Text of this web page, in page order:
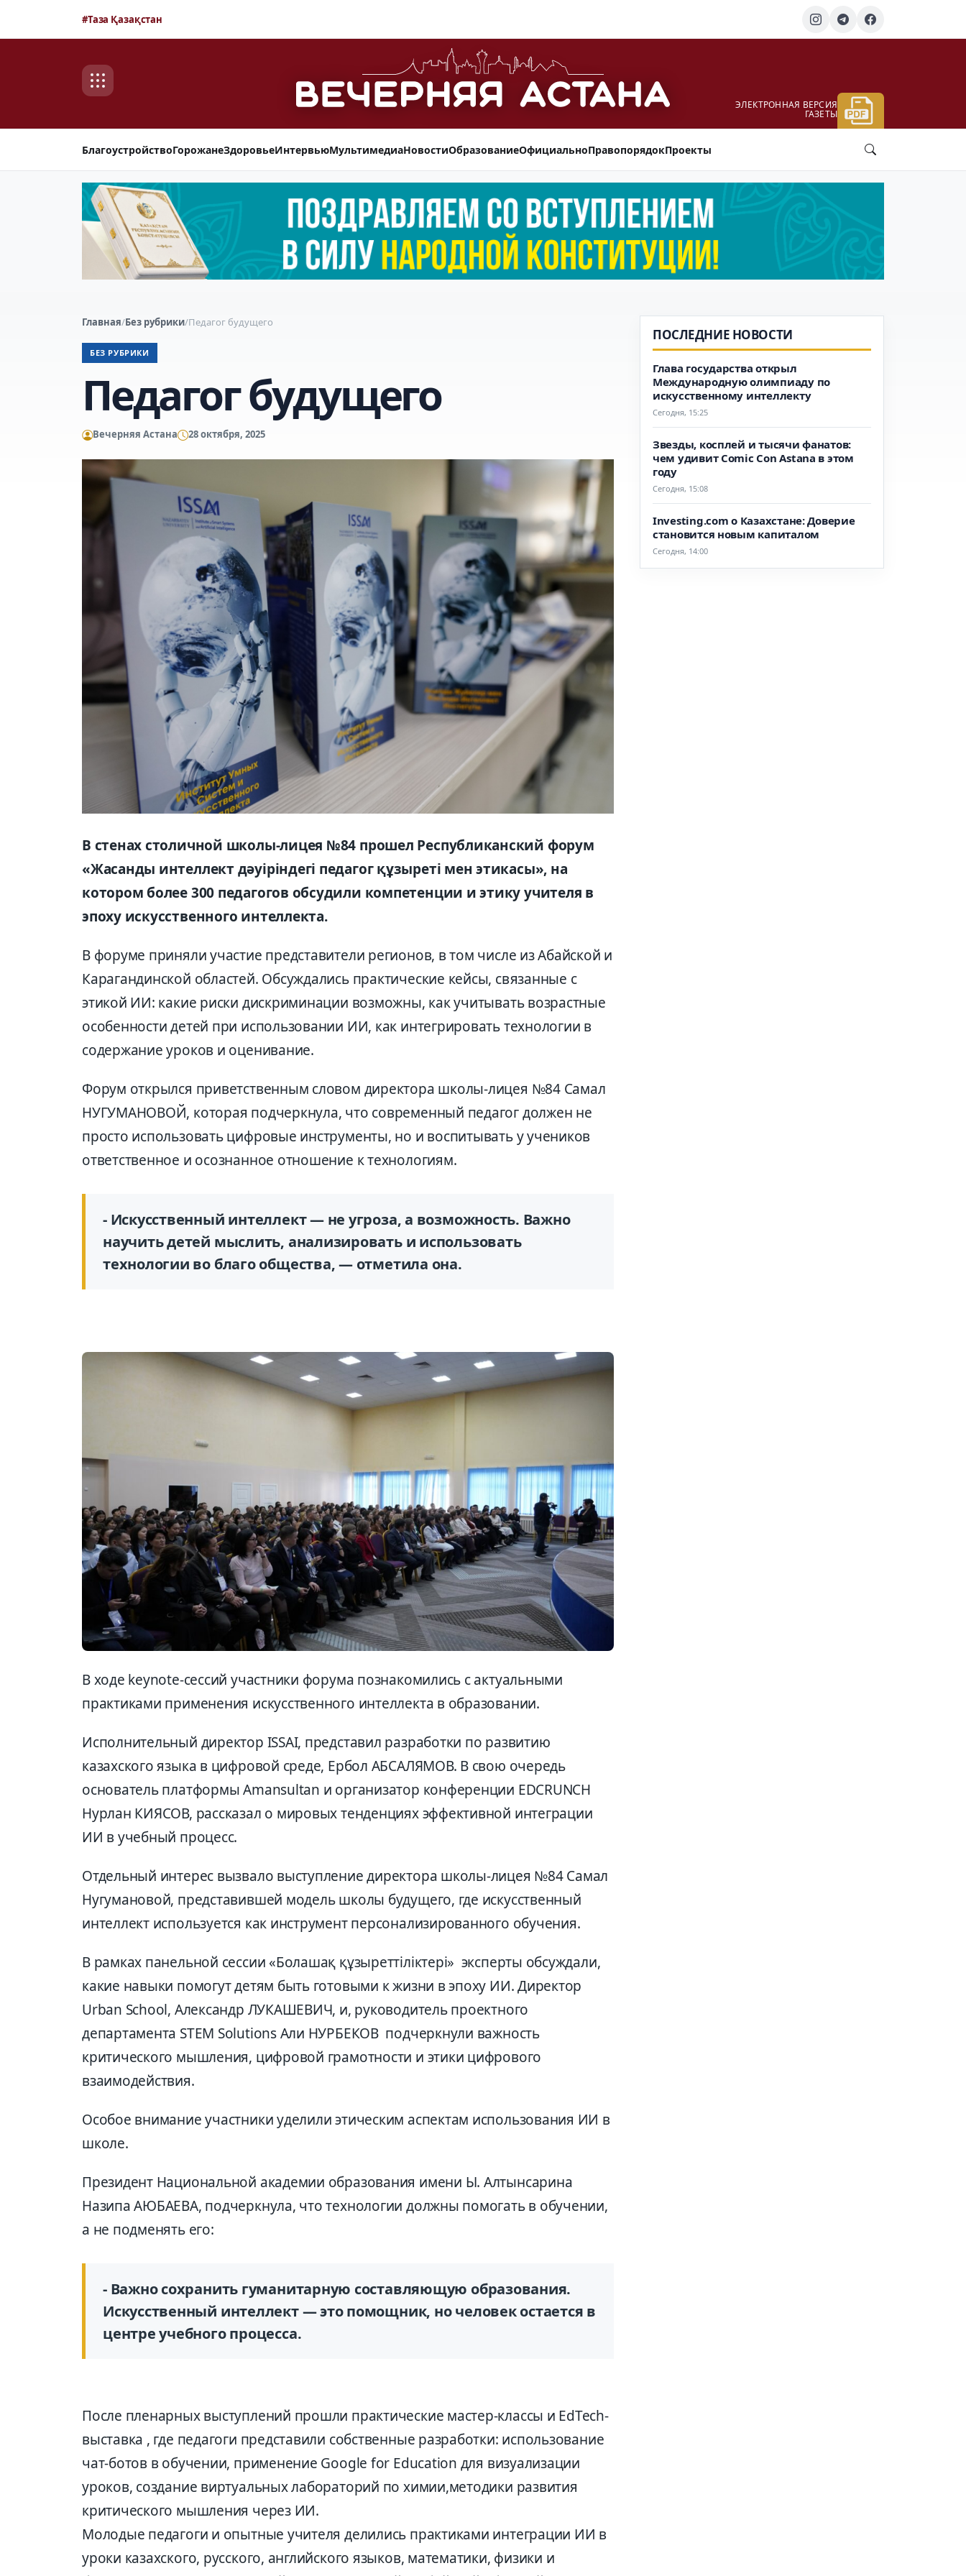
#Таза Қазақстан
ЭЛЕКТРОННАЯ ВЕРСИЯ
ГАЗЕТЫ
БлагоустройствоГорожанеЗдоровьеИнтервьюМультимедиаНовостиОбразованиеОфициальноПравопорядокПроекты
Главная/Без рубрики/Педагог будущего
БЕЗ РУБРИКИ
Педагог будущего
Вечерняя Астана 28 октября, 2025
В стенах столичной школы-лицея №84 прошел Республиканский форум
«Жасанды интеллект дәуіріндегі педагог құзыреті мен этикасы», на
котором более 300 педагогов обсудили компетенции и этику учителя в
эпоху искусственного интеллекта.
В форуме приняли участие представители регионов, в том числе из Абайской и
Карагандинской областей. Обсуждались практические кейсы, связанные с
этикой ИИ: какие риски дискриминации возможны, как учитывать возрастные
особенности детей при использовании ИИ, как интегрировать технологии в
содержание уроков и оценивание.
Форум открылся приветственным словом директора школы-лицея №84 Самал
НУГУМАНОВОЙ, которая подчеркнула, что современный педагог должен не
просто использовать цифровые инструменты, но и воспитывать у учеников
ответственное и осознанное отношение к технологиям.
- Искусственный интеллект — не угроза, а возможность. Важно
научить детей мыслить, анализировать и использовать
технологии во благо общества, — отметила она.
В ходе keynote-сессий участники форума познакомились с актуальными
практиками применения искусственного интеллекта в образовании.
Исполнительный директор ISSAI, представил разработки по развитию
казахского языка в цифровой среде, Ербол АБСАЛЯМОВ. В свою очередь
основатель платформы Amansultan и организатор конференции EDCRUNCH
Нурлан КИЯСОВ, рассказал о мировых тенденциях эффективной интеграции
ИИ в учебный процесс.
Отдельный интерес вызвало выступление директора школы-лицея №84 Самал
Нугумановой, представившей модель школы будущего, где искусственный
интеллект используется как инструмент персонализированного обучения.
В рамках панельной сессии «Болашақ құзыреттіліктері» эксперты обсуждали,
какие навыки помогут детям быть готовыми к жизни в эпоху ИИ. Директор
Urban School, Александр ЛУКАШЕВИЧ, и, руководитель проектного
департамента STEM Solutions Али НУРБЕКОВ подчеркнули важность
критического мышления, цифровой грамотности и этики цифрового
взаимодействия.
Особое внимание участники уделили этическим аспектам использования ИИ в
школе.
Президент Национальной академии образования имени Ы. Алтынсарина
Назипа АЮБАЕВА, подчеркнула, что технологии должны помогать в обучении,
а не подменять его:
- Важно сохранить гуманитарную составляющую образования.
Искусственный интеллект — это помощник, но человек остается в
центре учебного процесса.
После пленарных выступлений прошли практические мастер-классы и EdTech-
выставка , где педагоги представили собственные разработки: использование
чат-ботов в обучении, применение Google for Education для визуализации
уроков, создание виртуальных лабораторий по химии,методики развития
критического мышления через ИИ.
Молодые педагоги и опытные учителя делились практиками интеграции ИИ в
уроки казахского, русского, английского языков, математики, физики и
ПОСЛЕДНИЕ НОВОСТИ
Глава государства открыл
Международную олимпиаду по
искусственному интеллекту
Сегодня, 15:25
Звезды, косплей и тысячи фанатов:
чем удивит Comic Con Astana в этом
году
Сегодня, 15:08
Investing.com о Казахстане: Доверие
становится новым капиталом
Сегодня, 14:00